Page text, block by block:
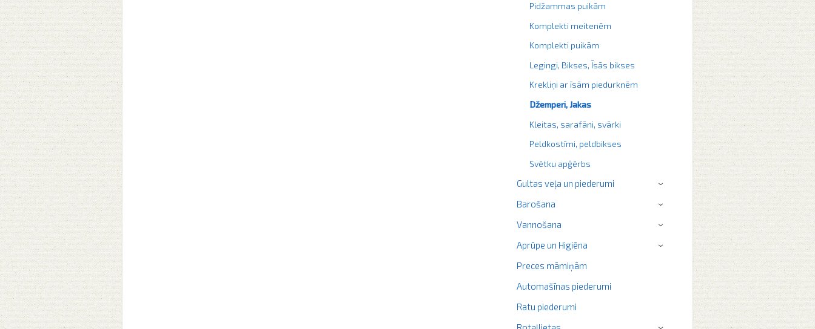
Pidžammas puikām
Komplekti meitenēm
Komplekti puikām
Legingi, Bikses, Īsās bikses
Krekliņi ar īsām piedurknēm
Džemperi, Jakas
Kleitas, sarafāni, svārki
Peldkostīmi, peldbikses
Svētku apģērbs
Gultas veļa un piederumi ›
Barošana ›
Vannošana ›
Aprūpe un Higiēna ›
Preces māmiņām
Automašīnas piederumi
Ratu piederumi
›